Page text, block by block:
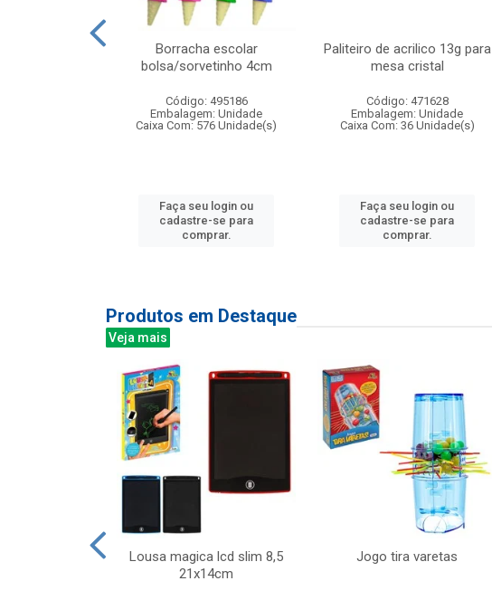
Borracha escolar
bolsa/sorvetinho 4cm
Código: 495186
Embalagem: Unidade
Caixa Com: 576 Unidade(s)
Faça seu login ou
cadastre-se para
comprar.
Paliteiro de acrilico 13g para
mesa cristal
Código: 471628
Embalagem: Unidade
Caixa Com: 36 Unidade(s)
Faça seu login ou
cadastre-se para
comprar.
Produtos em Destaque
Veja mais
Lousa magica lcd slim 8,5
21x14cm
Jogo tira varetas